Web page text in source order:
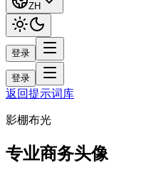
ZH
登录
登录
返回提示词库
影棚布光
专业商务头像